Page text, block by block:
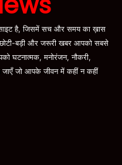
है, जिसमें सच और समय का ख़ास
बड़ी और जरूरी खबर आपको सबसे
घटनात्मक, मनोरंजन, नौकरी,
जाएँ जो आपके जीवन में कहीं न कहीं